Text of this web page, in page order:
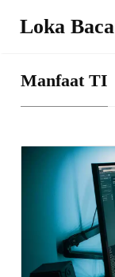
Loka Baca
Manfaat TI